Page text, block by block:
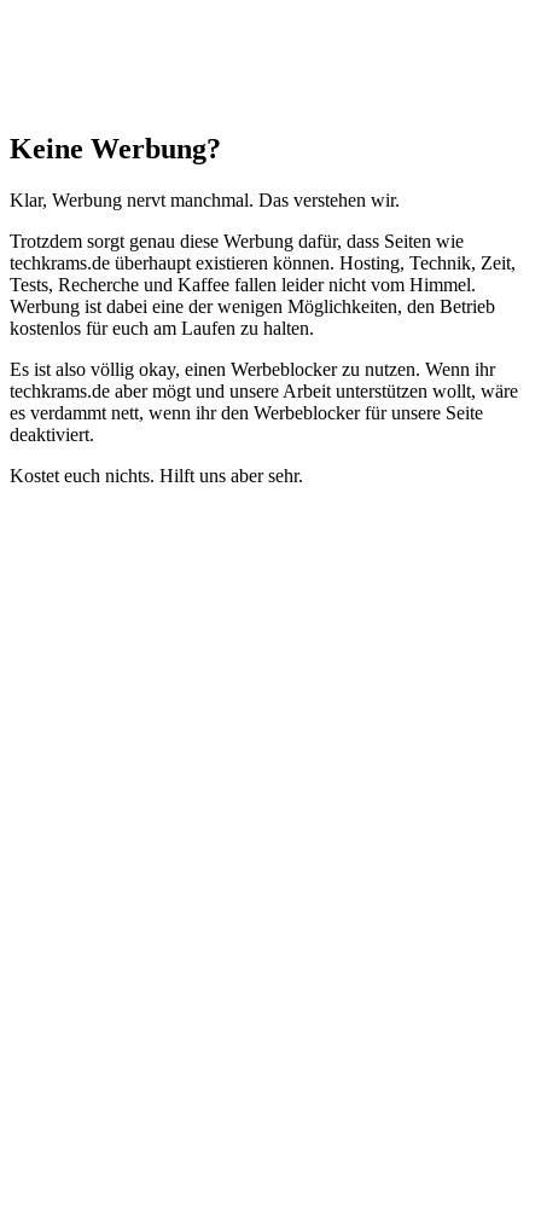
Schließen
Keine Werbung?
Klar, Werbung nervt manchmal. Das verstehen wir.
Trotzdem sorgt genau diese Werbung dafür, dass Seiten wie
techkrams.de überhaupt existieren können. Hosting, Technik, Zeit,
Tests, Recherche und Kaffee fallen leider nicht vom Himmel.
Werbung ist dabei eine der wenigen Möglichkeiten, den Betrieb
kostenlos für euch am Laufen zu halten.
Es ist also völlig okay, einen Werbeblocker zu nutzen. Wenn ihr
techkrams.de aber mögt und unsere Arbeit unterstützen wollt, wäre
es verdammt nett, wenn ihr den Werbeblocker für unsere Seite
deaktiviert.
Kostet euch nichts. Hilft uns aber sehr.